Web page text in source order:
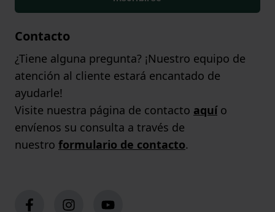
Contacto
¿Tiene alguna pregunta? ¡Nuestro equipo de
atención al cliente estará encantado de
ayudarle!
Visite nuestra página de contacto aquío
envíenos su consulta a través de
nuestro formulario de contacto.